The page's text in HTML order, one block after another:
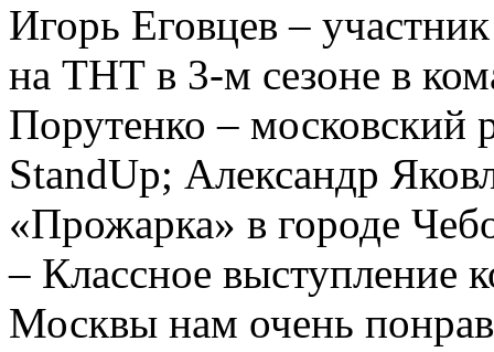
Игорь Еговцев ‒
на ТНТ в 3-м сезоне в
Порутенко ‒ московский
StandUp; Александр
«Прожарка» в городе
– Классное выступление
Москвы нам очень